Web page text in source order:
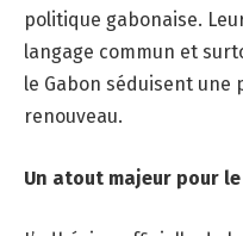
politique gabonaise.
langage commun et
le Gabon séduisent une
renouveau.
Un atout majeur pour le